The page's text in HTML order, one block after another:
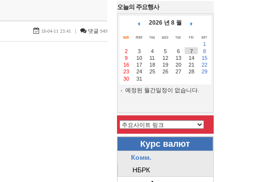
18-04-11 23:41 | 댓글 949
오늘의 주요행사
2026 년 8 월
1
2
3 4 5 6 7
8
9
10 11 12 13 14
15
16
17 18 19 20 21
22
23
24 25 26 27 28
29
30
31
예정된 월간일정이 없습니다.